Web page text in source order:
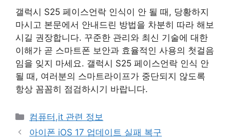
갤럭시 S25 페이스언락 인식이 안 될 때, 당황하지
마시고 본문에서 안내드린 방법을 차분히 따라 해보
시길 권장합니다. 꾸준한 관리와 최신 기술에 대한
이해가 곧 스마트폰 보안과 효율적인 사용의 첫걸음
임을 잊지 마세요. 갤럭시 S25 페이스언락 인식 안
될 때, 여러분의 스마트라이프가 중단되지 않도록
항상 꼼꼼히 점검하시기 바랍니다.
카
테
컴퓨터,it 관련 정보
아이폰 iOS 17 업데이트 실패 복구